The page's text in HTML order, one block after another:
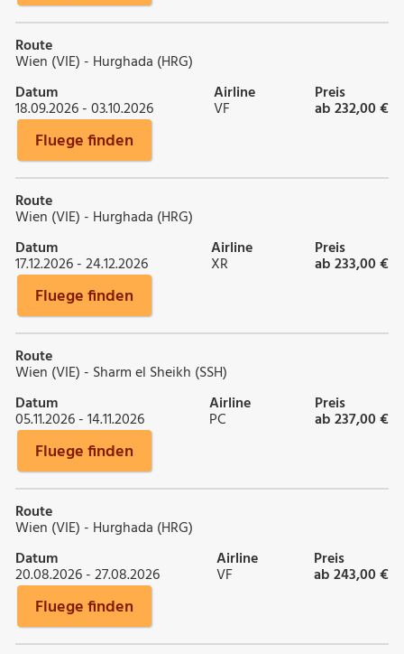
Route
Wien (VIE) - Hurghada (HRG)
Datum
18.09.2026 - 03.10.2026
Airline
VF
Preis
ab 232,00 €
Fluege finden
Route
Wien (VIE) - Hurghada (HRG)
Datum
17.12.2026 - 24.12.2026
Airline
XR
Preis
ab 233,00 €
Fluege finden
Route
Wien (VIE) - Sharm el Sheikh (SSH)
Datum
05.11.2026 - 14.11.2026
Airline
PC
Preis
ab 237,00 €
Fluege finden
Route
Wien (VIE) - Hurghada (HRG)
Datum
20.08.2026 - 27.08.2026
Airline
VF
Preis
ab 243,00 €
Fluege finden